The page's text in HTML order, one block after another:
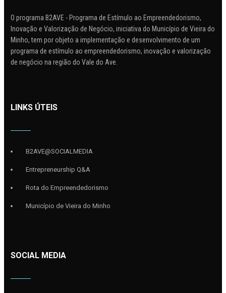
O programa B2AVE - Programa de Estímulo ao Empreendedorismo,
Inovação e Valorização de Negócio, iniciativa do Município de Vieira do
Minho, tem por objeto a implementação e desenvolvimento de um
programa de estímulo ao empreendedorismo, inovação e valorização
de negócio na região do Vale do Ave.
LINKS ÚTEIS
B2AVE@SOCIALMEDIA
Entrepreneurship Q&A
Rota do Empreendedorismo
Município de Vieira do Minho
SOCIAL MEDIA